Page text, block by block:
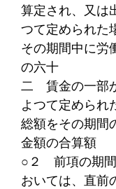
算定され、又は
つて定められた
その期間中に労
の六十
二 賃金の一部
よつて定められ
総額をその期間
金額の合算額
○２ 前項の期
おいては、直前